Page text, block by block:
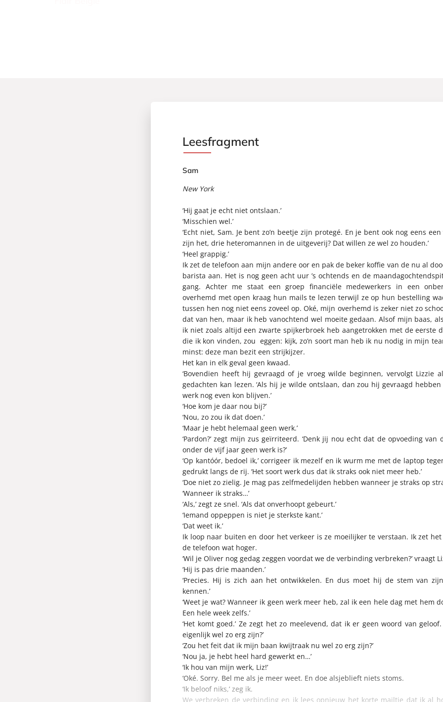
Leesfragment
Sam
New York
‘Hij gaat je echt niet ontslaan.’
‘Misschien wel.’
‘Echt niet, Sam. Je bent zo’n beetje zijn protegé. En je bent ook nog eens
zijn het, drie heteromannen in de uitgeverij? Dat willen ze wel zo houden.’
‘Heel grappig.’
Ik zet de telefoon aan mijn andere oor en pak de beker koffie van de nu al
barista aan. Het is nog geen acht uur ’s ochtends en de
gang. Achter me staat een groep financiële medewerkers in een
overhemd met open kraag hun mails te lezen terwijl ze op hun bestelling
tussen hen nog niet eens zoveel op. Oké, mijn overhemd is zeker niet zo
dat van hen, maar ik heb vanochtend wel moeite gedaan. Alsof mijn baas,
ik niet zoals altijd een zwarte spijkerbroek heb aangetrokken met de eerste
die ik kon vinden, zou eggen: kijk, zo’n soort man heb ik nu nodig in mijn
minst: deze man bezit een strijkijzer.
Het kan in elk geval geen kwaad.
‘Bovendien heeft hij gevraagd of je vroeg wilde beginnen, vervolgt Lizzie
gedachten kan lezen. ‘Als hij je wilde ontslaan, dan zou hij gevraagd
werk nog even kon blijven.’
‘Hoe kom je daar nou bij?’
‘Nou, zo zou ik dat doen.’
‘Maar je hebt helemaal geen werk.’
‘Pardon?’ zegt mijn zus geïrriteerd. ‘Denk jij nou echt dat de opvoeding van
onder de vijf jaar geen werk is?’
‘Op kantóór, bedoel ik,’ corrigeer ik mezelf en ik wurm me met de laptop
gedrukt langs de rij. ‘Het soort werk dus dat ik straks ook niet meer heb.’
‘Doe niet zo zielig. Je mag pas zelfmedelijden hebben wanneer je straks op
‘Wanneer ik straks…’
‘Als,’ zegt ze snel. ‘Als dat onverhoopt gebeurt.’
‘Iemand oppeppen is niet je sterkste kant.’
‘Dat weet ik.’
Ik loop naar buiten en door het verkeer is ze moeilijker te verstaan. Ik zet het
de telefoon wat hoger.
‘Wil je Oliver nog gedag zeggen voordat we de verbinding verbreken?’ vraagt
‘Hij is pas drie maanden.’
‘Precies. Hij is zich aan het ontwikkelen. En dus moet hij de stem van
kennen.’
‘Weet je wat? Wanneer ik geen werk meer heb, zal ik een hele dag met hem
Een hele week zelfs.’
‘Het komt goed.’ Ze zegt het zo meelevend, dat ik er geen woord van geloof.
eigenlijk wel zo erg zijn?’
‘Zou het feit dat ik mijn baan kwijtraak nu wel zo erg zijn?’
‘Nou ja, je hebt heel hard gewerkt en…’
‘Ik hou van mijn werk, Liz!’
‘Oké. Sorry. Bel me als je meer weet. En doe alsjeblieft niets stoms.
‘Ik beloof niks,’ zeg ik.
We verbreken de verbinding en ik lees opnieuw het korte mailtje dat ik al